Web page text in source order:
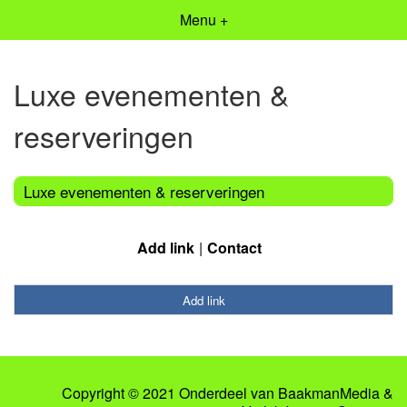
Menu +
Luxe evenementen &
reserveringen
Luxe evenementen & reserveringen
Add link Contact
Add link
Copyright © 2021 Onderdeel van BaakmanMedia&